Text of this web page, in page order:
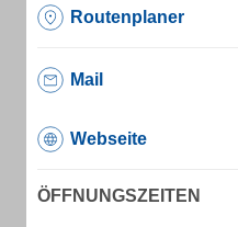
Routenplaner
Mail
Webseite
ÖFFNUNGSZEITEN